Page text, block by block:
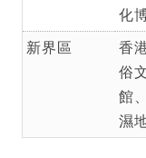
化
新界區
香
俗
館
濕